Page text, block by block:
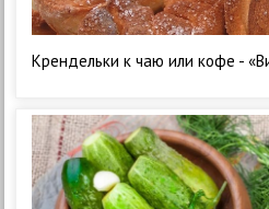
Крендельки к чаю или кофе -